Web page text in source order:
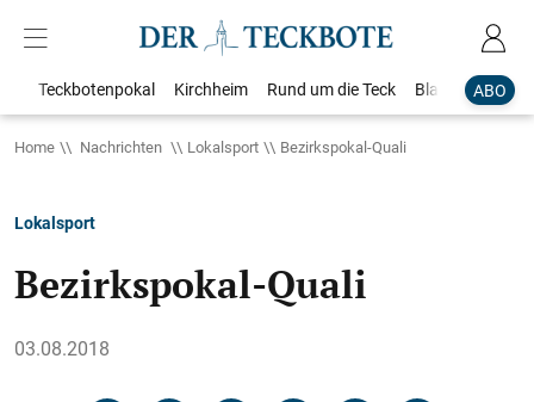
ABO
Teckbotenpokal Kirchheim Rund um die Teck Blaulicht
Home Nachrichten Lokalsport Bezirkspokal-Quali
Lokalsport
Bezirkspokal-Quali
03.08.2018